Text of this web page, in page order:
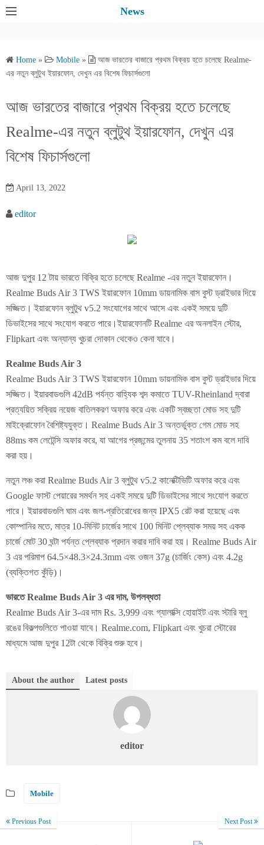
News
Home » Mobile »
আজ ভারতের বাজারে প্রথম বিক্রয় হতে চলেছে Realme-
এর নতুন ব্লুটুথ ইয়ারফোন, দেখুন এর বিশেষ ফিচার্সগুলো
আজ ভারতের বাজারে প্রথম বিক্রয় হতে চলেছে
Realme-এর নতুন ব্লুটুথ ইয়ারফোন, দেখুন এর
বিশেষ ফিচার্সগুলো
April 13, 2022
editor
আজ দুপুর 12 টায় ভারতে বিক্রি হতে চলেছে Realme -এর নতুন ইয়ারফোন।
Realme Buds Air 3 TWS ইয়ারফোন 10mm ডায়নামিক বাস বুস্ট ড্রাইভার দিয়ে
সজ্জিত। ইয়ারফোন ব্লুটুথ v5.2 সংযোগের সাথে আসে এবং একই সময়ে দুটি
ডিভাইসের সাথে সংযোগ করতে পারে।ইয়ারফোনটি Realme এর অনলাইন স্টোর,
Flipkart এবং অন্যান্য খুচরা দোকান থেকেও কেনা যাবে।
Realme Buds Air 3
Realme Buds Air 3 TWS ইয়ারফোন 10mm ডায়নামিক বাস বুস্ট ড্রাইভার দিয়ে
সজ্জিত। ইয়ারবাডগুলি 42dB পর্যন্ত বাহ্যিক শব্দ কমাতে TUV-Rheinland দ্বারা
প্রত্যয়িত সক্রিয় নয়েজ বাতিলকরণ অফার করে এবং একটি স্বচ্ছতা মোড সহ দুটি
মাইক্রোফোন বৈশিষ্ট্যযুক্ত। Realme Buds Air 3 অন্তর্ভুক্ত গেম মোড সহ
88ms কম লেটেন্সি অফার করে, যা আগের প্রজন্মের তুলনায় 35 শতাংশ কম বলে দাবি
করা হয়।
নতুন লঞ্চ করা Realme Buds Air 3 ব্লুটুথ v5.2 কানেক্টিভিটি অফার করে এবং
Google ফাস্ট পেয়ারের সমর্থন সহ একই সময়ে দুটি ডিভাইসের সাথে সংযোগ করতে
পারে। ইয়ারবাডগুলি ঘাম এবং জল-প্রতিরোধের জন্য IPX5 রেট করা হয়েছে এবং
কোম্পানির মতে, মাত্র 10-মিনিট চার্জের সাথে 100 মিনিট প্লেব্যাক সময় সহ একক
চার্জে মোট 30 ঘন্টা পর্যন্ত প্লেব্যাক প্রদান করার দাবি করা হয়। Realme Buds Air
3 এর পরিমাপ 64.5×48.3×24.3mm এবং ওজন 37g (চার্জিং কেস) এবং 4.2g
(ব্যক্তিগত কুঁড়ি)।
ভারতে Realme Buds Air 3 এর দাম, উপলব্ধতা
Realme Buds Air 3-এর দাম Rs. 3,999 এবং গ্যালাক্সি হোয়াইট এবং স্টারি ব্লু
রঙের বিকল্পগুলিতে পাওয়া যাবে। Realme.com, Flipkart এবং খুচরা স্টোরের
মাধ্যমে আজ দুপুর 12টা থেকে বিক্রি শুরু হবে।
About the author Latest posts
editor
Mobile
Previous Post Next Post